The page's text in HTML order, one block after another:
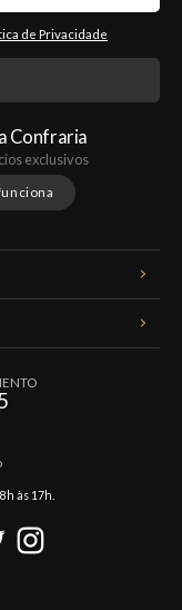
de Privacidade
Confraria
exclusivos
às 17h.